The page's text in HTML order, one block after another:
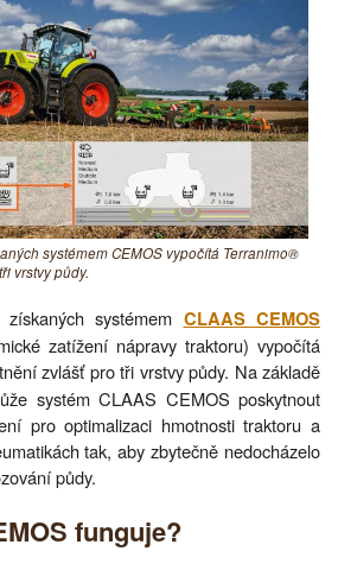
systémem CEMOS vypočítá Terranimo®
vrstvy půdy.
systémem CLAAS CEMOS
zatížení nápravy traktoru) vypočítá
zvlášť pro tři vrstvy půdy. Na základě
systém CLAAS CEMOS poskytnout
pro optimalizaci hmotnosti traktoru a
tak, aby zbytečně nedocházelo
půdy.
funguje?